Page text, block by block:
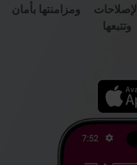
الإصلاحات
وتتبعها
ومزامنتها بأمان